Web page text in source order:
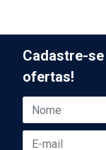
Cadastre-
ofertas!